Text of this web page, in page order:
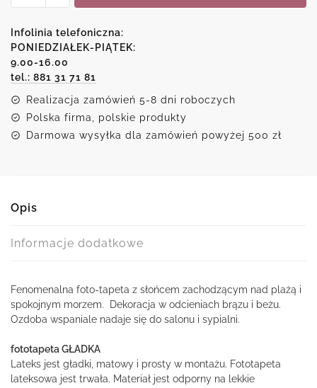
zachód
słońca
i
plaża
Infolinia telefoniczna:
PONIEDZIAŁEK-PIĄTEK:
9.00-16.00
tel.: 881 31 71 81
Realizacja zamówień 5-8 dni roboczych
Polska firma, polskie produkty
Darmowa wysyłka dla zamówień powyżej 500 zł
Opis
Informacje dodatkowe
Fenomenalna foto-tapeta z słońcem zachodzącym nad plażą i
spokojnym morzem. Dekoracja w odcieniach brązu i beżu.
Ozdoba wspaniale nadaje się do salonu i sypialni.
fototapeta GŁADKA
Lateks jest gładki, matowy i prosty w montażu. Fototapeta
lateksowa jest trwała. Materiał jest odporny na lekkie